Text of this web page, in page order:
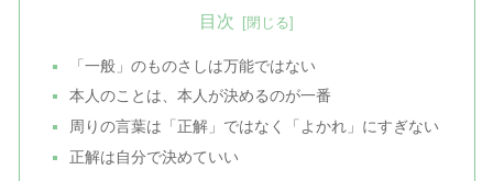
目次
「一般」のものさしは万能ではない
本人のことは、本人が決めるのが一番
周りの言葉は「正解」ではなく「よかれ」にすぎない
正解は自分で決めていい